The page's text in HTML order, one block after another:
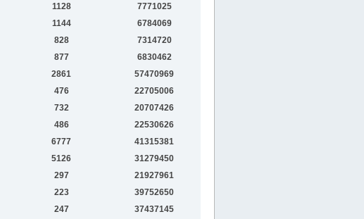
1128
7771025
1144
6784069
828
7314720
877
6830462
2861
57470969
476
22705006
732
20707426
486
22530626
6777
41315381
5126
31279450
297
21927961
223
39752650
247
37437145